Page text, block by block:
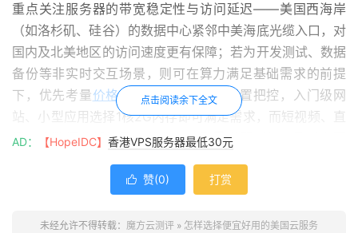
重点关注服务器的带宽稳定性与访问延迟——美国西海岸
（如洛杉矶、硅谷）的数据中心紧邻中美海底光缆入口，对
国内及北美地区的访问速度更有保障；若为开发测试、数据
备份等非实时交互场景，则可在算力满足基础需求的前提
下，优先考量价格优势。其次是算力配置把控，入门级网
站、小型应用选择1核2G内存即可满足需求，而短视频、直
播、大数据分析等重负载业务，则需搭配4核8G及以上配
性能芯片。最后是附加需求清单，是否需要
24小时技术支持解决突发问题，这些需求直接决定了“好用”
点击阅读余下全文
AD： 【HopeIDC】 香港VPS服务器最低30元
 赞(0) 打赏
未经允许不得转载： 魔方云测评 » 怎样选择便宜好用的美国云服务